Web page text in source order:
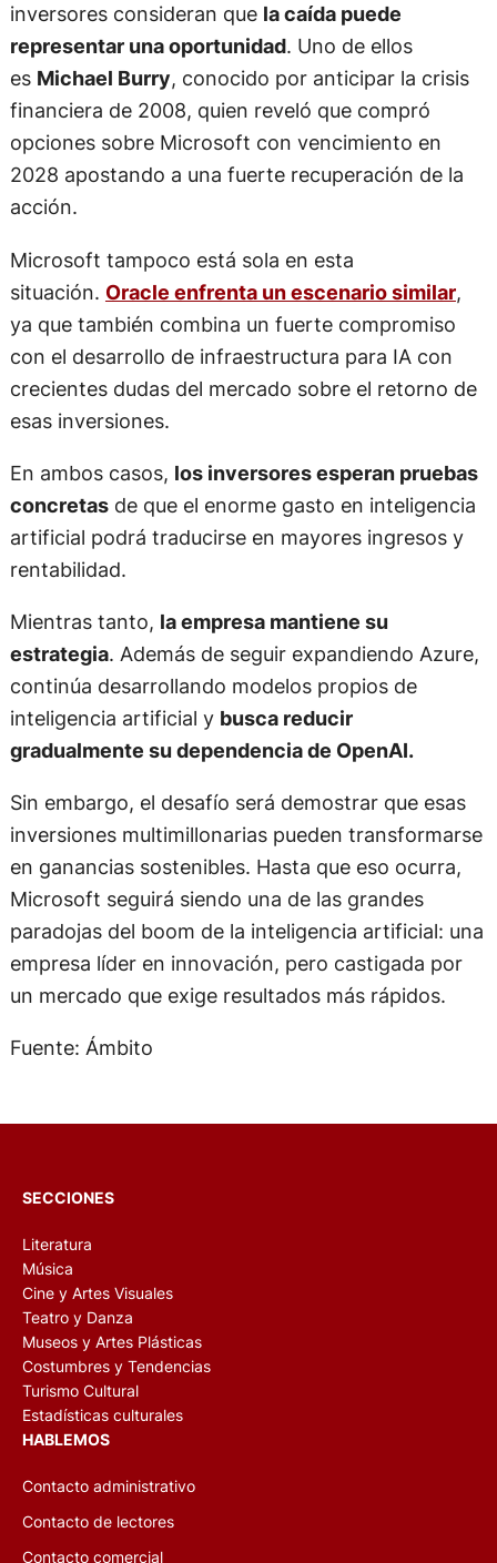
inversores consideran que la caída puede
representar una oportunidad. Uno de ellos
es Michael Burry, conocido por anticipar la crisis
financiera de 2008, quien reveló que compró
opciones sobre Microsoft con vencimiento en
2028 apostando a una fuerte recuperación de la
acción.
Microsoft tampoco está sola en esta
situación. Oracle enfrenta un escenario similar,
ya que también combina un fuerte compromiso
con el desarrollo de infraestructura para IA con
crecientes dudas del mercado sobre el retorno de
esas inversiones.
En ambos casos, los inversores esperan pruebas
concretasde que el enorme gasto en inteligencia
artificial podrá traducirse en mayores ingresos y
rentabilidad.
Mientras tanto, la empresa mantiene su
estrategia. Además de seguir expandiendo Azure,
continúa desarrollando modelos propios de
inteligencia artificial y busca reducir
gradualmente su dependencia de OpenAI.
Sin embargo, el desafío será demostrar que esas
inversiones multimillonarias pueden transformarse
en ganancias sostenibles. Hasta que eso ocurra,
Microsoft seguirá siendo una de las grandes
paradojas del boom de la inteligencia artificial: una
empresa líder en innovación, pero castigada por
un mercado que exige resultados más rápidos.
Fuente: Ámbito
SECCIONES
Literatura
Música
Cine y Artes Visuales
Teatro y Danza
Museos y Artes Plásticas
Costumbres y Tendencias
Turismo Cultural
Estadísticas culturales
HABLEMOS
Contacto administrativo
Contacto de lectores
Contacto comercial